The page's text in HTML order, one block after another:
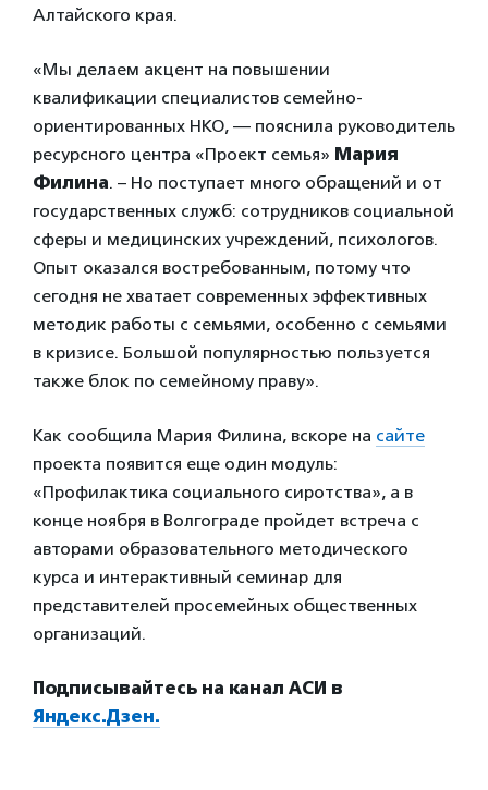
Алтайского края.
«Мы делаем акцент на повышении
квалификации специалистов семейно-
ориентированных НКО, — пояснила руководитель
ресурсного центра «Проект семья» Мария
Филина. – Но поступает много обращений и от
государственных служб: сотрудников социальной
сферы и медицинских учреждений, психологов.
Опыт оказался востребованным, потому что
сегодня не хватает современных эффективных
методик работы с семьями, особенно с семьями
в кризисе. Большой популярностью пользуется
также блок по семейному праву».
Как сообщила Мария Филина, вскоре на сайте
проекта появится еще один модуль:
«Профилактика социального сиротства», а в
конце ноября в Волгограде пройдет встреча с
авторами образовательного методического
курса и интерактивный семинар для
представителей просемейных общественных
организаций.
Подписывайтесь на канал АСИ в
Яндекс.Дзен.